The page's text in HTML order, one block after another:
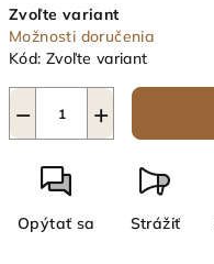
cena:
Zvoľte variant
Možnosti doručenia
Kód: Zvoľte variant
+
−
Opýtať sa Strážiť